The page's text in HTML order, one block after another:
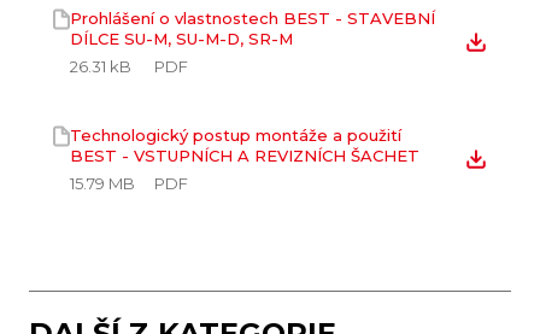
Prohlášení o vlastnostech BEST - STAVEBNÍ
DÍLCE SU-M, SU-M-D, SR-M
26.31 kB
PDF
Technologický postup montáže a použití
BEST - VSTUPNÍCH A REVIZNÍCH ŠACHET
15.79 MB
PDF